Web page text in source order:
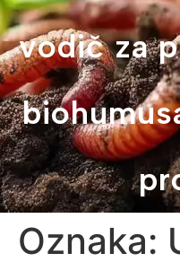
vodič za
Oznaka: